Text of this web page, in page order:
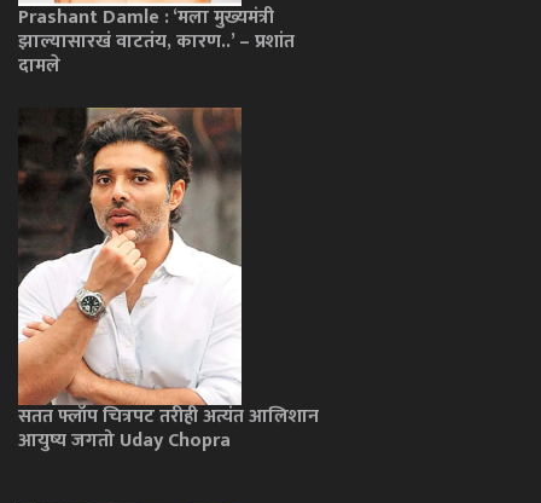
Prashant Damle : ‘मला मुख्यमंत्री
झाल्यासारखं वाटतंय, कारण..’ – प्रशांत
दामले
सतत फ्लॉप चित्रपट तरीही अत्यंत आलिशान
आयुष्य जगतो Uday Chopra